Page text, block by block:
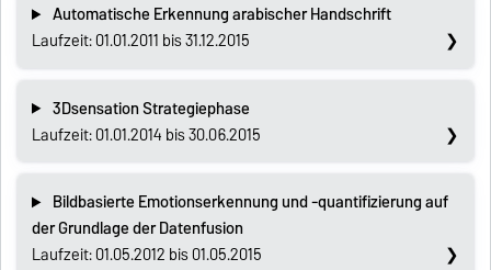
Automatische Erkennung arabischer Handschrift
Laufzeit: 01.01.2011 bis 31.12.2015
3Dsensation Strategiephase
Laufzeit: 01.01.2014 bis 30.06.2015
Bildbasierte Emotionserkennung und -quantifizierung auf
der Grundlage der Datenfusion
Laufzeit: 01.05.2012 bis 01.05.2015